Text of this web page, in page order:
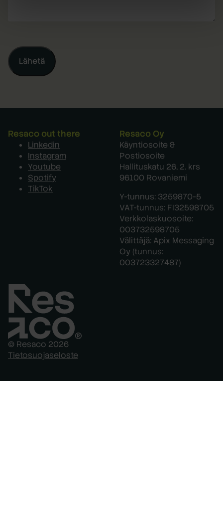
Resaco out there
Linkedin
Instagram
Youtube
Spotify
TikTok
Resaco Oy
Käyntiosoite &
Postiosoite
Hallituskatu 26, 2. krs
96100 Rovaniemi
Y-tunnus: 3259870-5
VAT-tunnus: FI32598705
Verkkolaskuosoite:
003732598705
Välittäjä: Apix Messaging
Oy (tunnus:
003723327487)
© Resaco 2026
Tietosuojaseloste